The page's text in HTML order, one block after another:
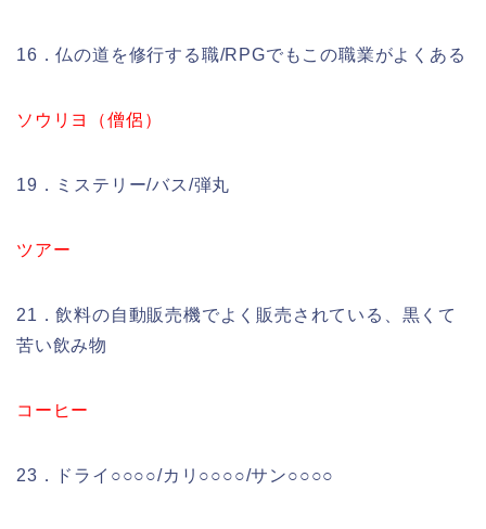
16．仏の道を修行する職/RPGでもこの職業がよくある
ソウリヨ（僧侶）
19．ミステリー/バス/弾丸
ツアー
21．飲料の自動販売機でよく販売されている、黒くて
苦い飲み物
コーヒー
23．ドライ○○○○/カリ○○○○/サン○○○○